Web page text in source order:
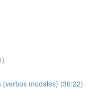
modales) (36:22)